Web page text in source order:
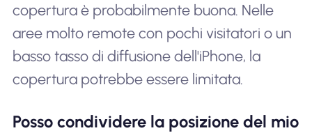
copertura è probabilmente buona. Nelle
aree molto remote con pochi visitatori o un
basso tasso di diffusione dell'iPhone, la
copertura potrebbe essere limitata.
Posso condividere la posizione del mio